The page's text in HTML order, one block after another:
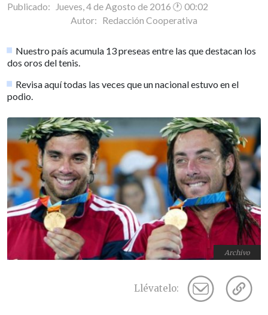
Publicado: Jueves, 4 de Agosto de 2016 🕐 00:02
Autor: Redacción Cooperativa
Nuestro país acumula 13 preseas entre las que destacan los
dos oros del tenis.
Revisa aquí todas las veces que un nacional estuvo en el
podio.
Archivo
Llévatelo: